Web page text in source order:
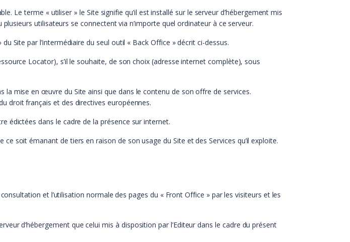
Le terme « utiliser » le Site signifie qu’il est installé sur le serveur d’hébergement mis
utilisateurs se connectent via n’importe quel ordinateur à ce serveur.
Site par l’intermédiaire du seul outil « Back Office » décrit ci-dessus.
Locator), s’il le souhaite, de son choix (adresse internet complète), sous
la mise en œuvre du Site ainsi que dans le contenu de son offre de services.
droit français et des directives européennes.
édictées dans le cadre de la présence sur internet.
soit émanant de tiers en raison de son usage du Site et des Services qu’il exploite.
et l’utilisation normale des pages du « Front Office » par les visiteurs et les
d’hébergement que celui mis à disposition par l’Editeur dans le cadre du présent